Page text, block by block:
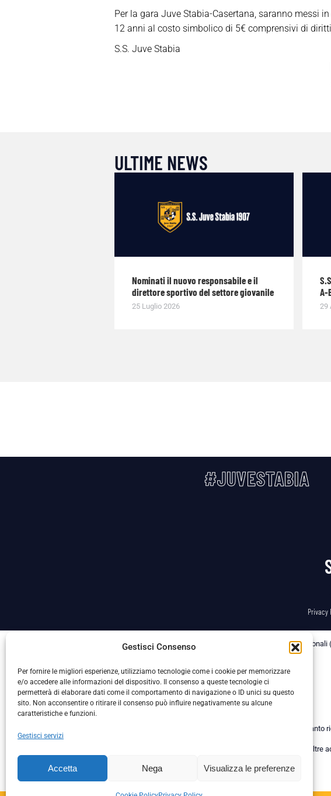
Gestisci Consenso
Per fornire le migliori esperienze, utilizziamo tecnologie come i cookie per memorizzare
e/o accedere alle informazioni del dispositivo. Il consenso a queste tecnologie ci
permetterà di elaborare dati come il comportamento di navigazione o ID unici su questo
sito. Non acconsentire o ritirare il consenso può influire negativamente su alcune
caratteristiche e funzioni.
Gestisci servizi
Accetta Nega Visualizza le preferenze
Per la gara Juve Stabia-Casertana, saranno messi
12 anni al costo simbolico di 5€ comprensivi di
S.S. Juve Stabia
ULTIME NEWS
Nominati il nuovo responsabile e il
direttore sportivo del settore giovanile
25 Luglio 2026
A-
29
#JUVESTABIA
Privacy
La Società ha nominato il Responsabile della Protezione dei Dati
anche per quanto
La Società ha inoltre